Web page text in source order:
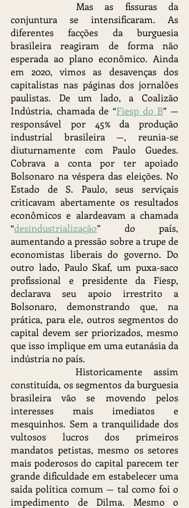
conjuntura se intensificaram. As
diferentes facções da burguesia
brasileira reagiram de forma não
esperada ao plano econômico. Ainda
em 2020, vimos as desavenças dos
capitalistas nas páginas dos jornalões
paulistas. De um lado, a Coalizão
Indústria, chamada de “Fiesp do B” —
responsável por 45% da produção
industrial brasileira —, reunia-se
diuturnamente com Paulo Guedes.
Cobrava a conta por ter apoiado
Bolsonaro na véspera das eleições. No
Estado de S. Paulo, seus serviçais
criticavam abertamente os resultados
econômicos e alardeavam a chamada
“desindustrialização” do país,
aumentando a pressão sobre a trupe de
economistas liberais do governo. Do
outro lado, Paulo Skaf, um puxa-saco
profissional e presidente da Fiesp,
declarava seu apoio irrestrito a
Bolsonaro, demonstrando que, na
prática, para ele, outros segmentos do
capital devem ser priorizados, mesmo
que isso implique em uma eutanásia da
indústria no país.
constituída, os segmentos da burguesia
brasileira vão se movendo pelos
interesses mais imediatos e
mesquinhos. Sem a tranquilidade dos
vultosos lucros dos primeiros
mandatos petistas, mesmo os setores
mais poderosos do capital parecem ter
grande dificuldade em estabelecer uma
saída política comum — tal como foi o
impedimento de Dilma. Mesmo o